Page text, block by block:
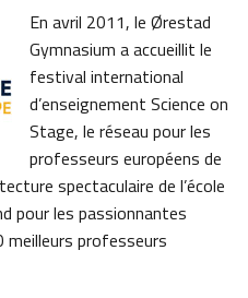
En avril 2011, le Ørestad
Gymnasium a accueillit le
festival international
d’enseignement Science on
Stage, le réseau pour les
professeurs européens de
spectaculaire de l’école
pour les passionnantes
meilleurs professeurs